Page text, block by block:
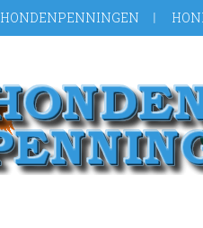
HONDENPENNINGEN